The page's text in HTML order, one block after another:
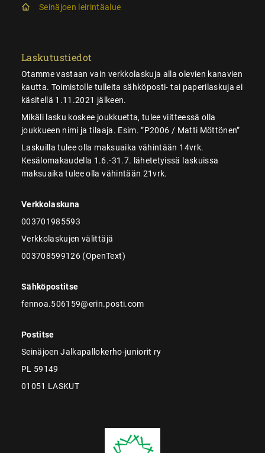
Seinäjoen leirintäalue
Laskutustiedot
Otamme vastaan vain verkkolaskuja alla olevien kanavien
kautta. Toimistolle tulleita sähköposti- tai paperilaskuja ei
käsitellä 1.11.2021 jälkeen.
Mikäli lasku koskee joukkuetta, tulee viitteessä olla
joukkueen nimi ja tilaaja. Esim. ”P2006 / Matti Möttönen”
Laskuilla tulee olla maksuaika vähintään 14vrk.
Kesälomakaudella 1.6.-31.7. lähetetyissä laskuissa
maksuaika tulee olla vähintään 21vrk.
Verkkolaskuna
003701985593
Verkkolaskujen välittäjä
003708599126 (OpenText)
Sähköpostitse
fennoa.506159@erin.posti.com
Postitse
Seinäjoen Jalkapallokerho-juniorit ry
PL 59149
01051 LASKUT